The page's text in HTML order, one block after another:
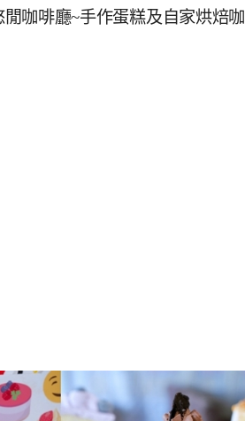
咖啡廳~手作蛋糕及自家烘焙